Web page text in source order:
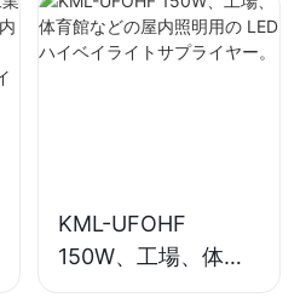
KML-UFOHF
150W、工場、体育
館などの屋内照明用